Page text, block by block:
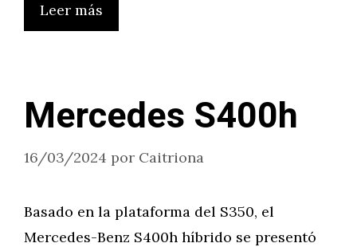
Leer más
Mercedes S400h
16/03/2024 por Caitriona
Basado en la plataforma del S350, el
Mercedes-Benz S400h híbrido se presentó